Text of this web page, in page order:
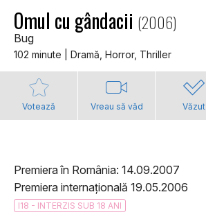
Omul cu gândacii (2006)
Bug
102 minute | Dramă, Horror, Thriller
Votează Vreau să văd Văzut
Premiera în România: 14.09.2007
Premiera internațională 19.05.2006
I18 - INTERZIS SUB 18 ANI